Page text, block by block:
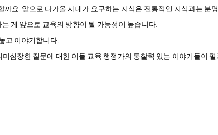
요. 앞으로 다가올 시대가 요구하는 지식은 전통적인 지식과는 분
게 앞으로 교육의 방향이 될 가능성이 높습니다.
고 이야기합니다.
심장한 질문에 대한 이들 교육 행정가의 통찰력 있는 이야기들이